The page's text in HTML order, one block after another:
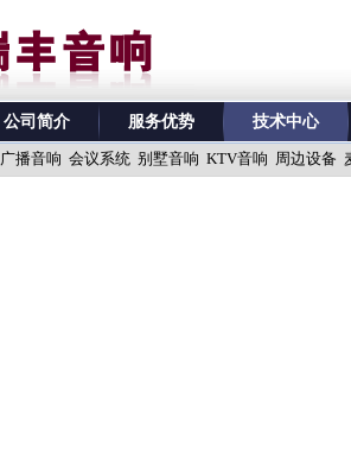
公司简介 服务优势 技术中心
广播音响 会议系统 别墅音响 KTV音响 周边设备